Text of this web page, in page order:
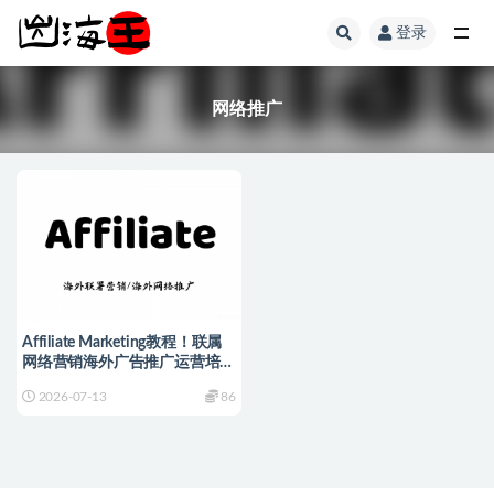
登录
网络推广
Affiliate Marketing教程！联属
网络营销海外广告推广运营培训
2026-07-13 86
全部